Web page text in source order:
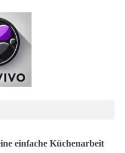
einfache Küchenarbeit